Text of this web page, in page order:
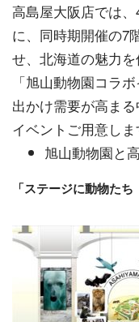
高島屋大阪店では、
に、同時期開催の7
せ、北海道の魅力を
「旭山動物園コラ
出かけ需要が高ま
イベントご用意しま
旭山動物園と
「ステージに動物た